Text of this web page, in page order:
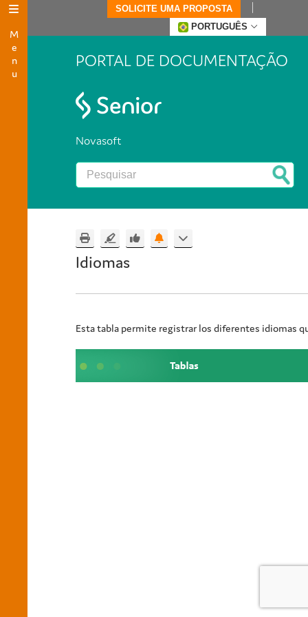
Menu
SOLICITE UMA PROPOSTA
PORTUGUÊS
PORTAL DE DOCUMENTAÇÃO
Novasoft
Idiomas
Esta tabla permite registrar los diferentes idiomas